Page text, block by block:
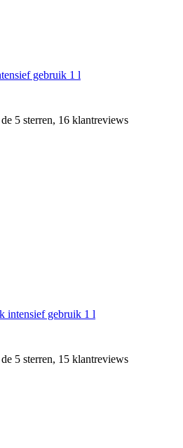
gebruik 1 l
5 sterren, 16 klantreviews
intensief gebruik 1 l
5 sterren, 15 klantreviews